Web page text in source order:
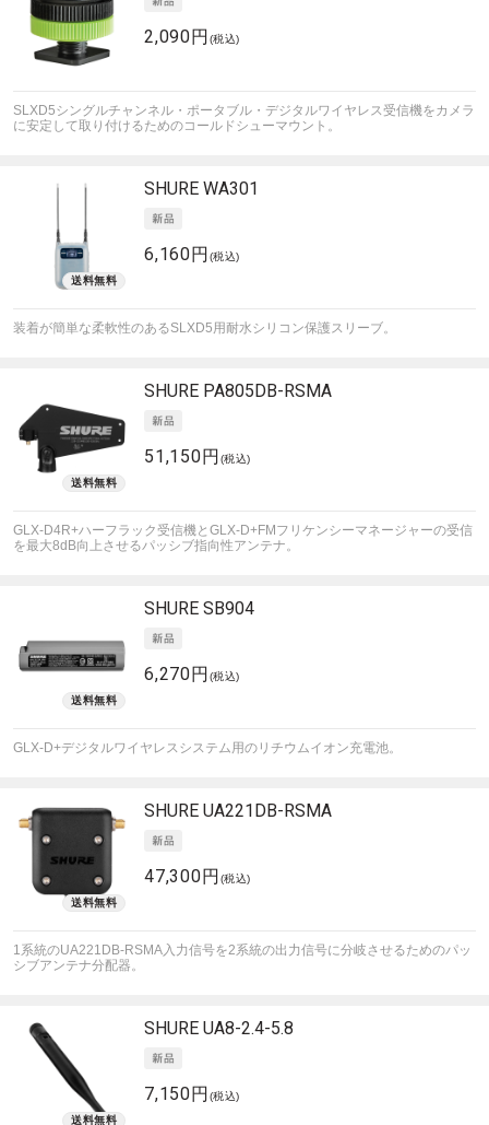
2,090円 (税込)
SLXD5シングルチャンネル・ポータブル・デジタルワイヤレス受信機をカメラ
に安定して取り付けるためのコールドシューマウント。
SHURE WA301
6,160円 (税込)
装着が簡単な柔軟性のあるSLXD5用耐水シリコン保護スリーブ。
SHURE PA805DB-RSMA
51,150円 (税込)
GLX-D4R+ハーフラック受信機とGLX-D+FMフリケンシーマネージャーの受信
を最大8dB向上させるパッシブ指向性アンテナ。
SHURE SB904
6,270円 (税込)
GLX-D+デジタルワイヤレスシステム用のリチウムイオン充電池。
SHURE UA221DB-RSMA
47,300円 (税込)
1系統のUA221DB-RSMA入力信号を2系統の出力信号に分岐させるためのパッ
シブアンテナ分配器。
SHURE UA8-2.4-5.8
7,150円 (税込)